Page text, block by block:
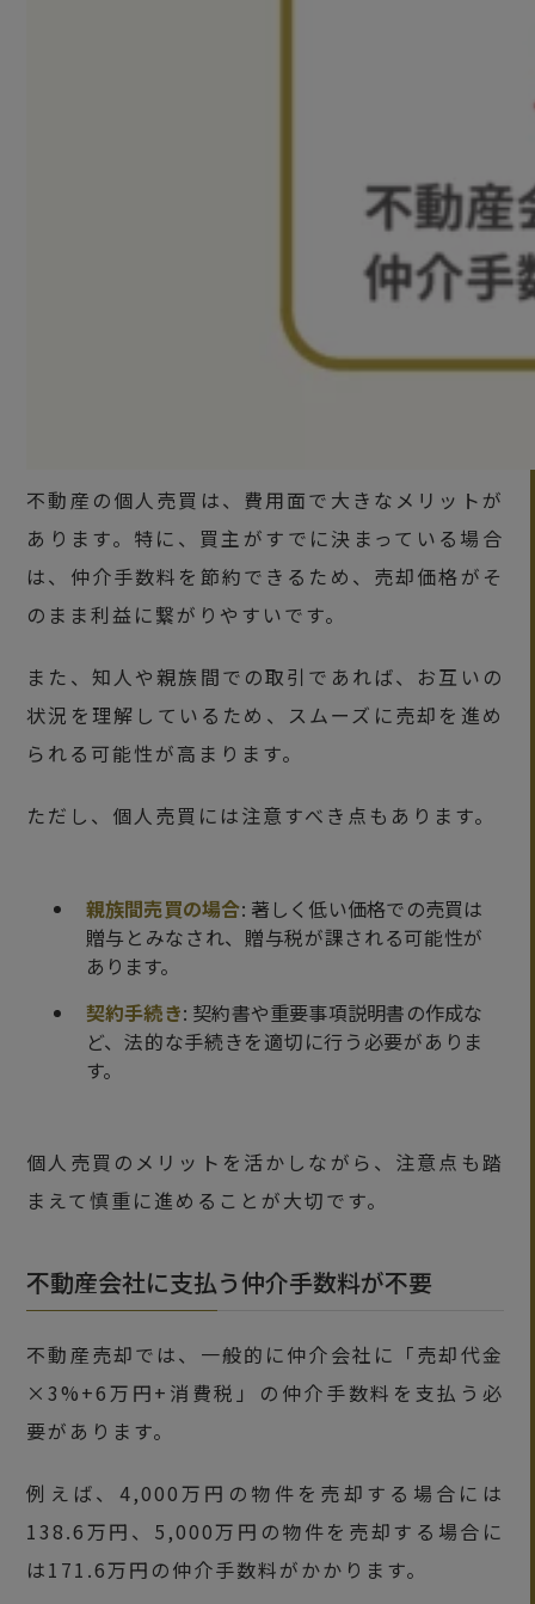
不動産の個人売買は、費用面で大きなメリットが
あります。特に、買主がすでに決まっている場合
は、仲介手数料を節約できるため、売却価格がそ
のまま利益に繋がりやすいです。
また、知人や親族間での取引であれば、お互いの
状況を理解しているため、スムーズに売却を進め
られる可能性が高まります。
ただし、個人売買には注意すべき点もあります。
親族間売買の場合: 著しく低い価格での売買は
贈与とみなされ、贈与税が課される可能性が
あります。
契約手続き: 契約書や重要事項説明書の作成な
ど、法的な手続きを適切に行う必要がありま
す。
個人売買のメリットを活かしながら、注意点も踏
まえて慎重に進めることが大切です。
不動産会社に支払う仲介手数料が不要
不動産売却では、一般的に仲介会社に「売却代金
×3%+6万円+消費税」の仲介手数料を支払う必
要があります。
例えば、4,000万円の物件を売却する場合には
138.6万円、5,000万円の物件を売却する場合に
は171.6万円の仲介手数料がかかります。